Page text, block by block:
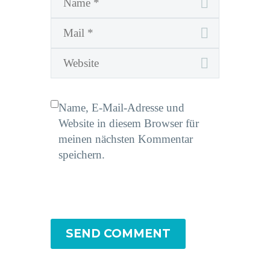
Name, E-Mail-Adresse und
Website in diesem Browser für
meinen nächsten Kommentar
speichern.
SEND COMMENT